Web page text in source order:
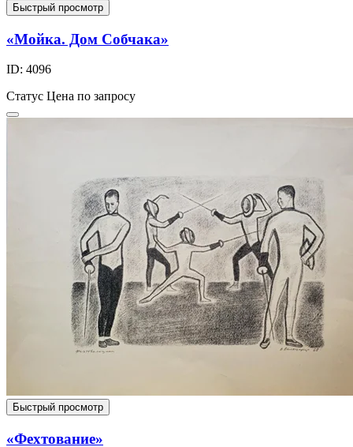
Быстрый просмотр
«Мойка. Дом Собчака»
ID: 4096
Статус Цена по запросу
Быстрый просмотр
«Фехтование»